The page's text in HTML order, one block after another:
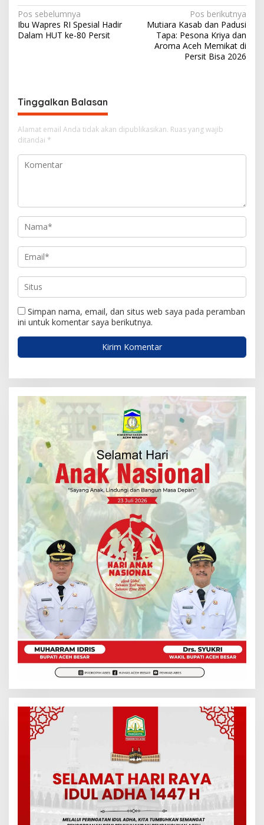
N
a
a
s
i
p
o
Pos sebelumnya
Ibu Wapres RI Spesial Hadir
Dalam HUT ke-80 Persit
Pos berikutnya
Mutiara Kasab dan Padusi
Tapa: Pesona Kriya dan
Aroma Aceh Memikat di
Persit Bisa 2026
Tinggalkan Balasan
Alamat email Anda tidak akan dipublikasikan. Ruas yang wajib
ditandai *
Simpan nama, email, dan situs web saya pada peramban
ini untuk komentar saya berikutnya.